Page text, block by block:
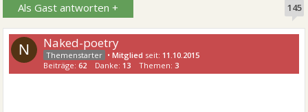
Als Gast antworten + 145
N Naked-poetry
•Mitglied seit: 11.10.2015
Beiträge:62 Danke: 13 Themen:3